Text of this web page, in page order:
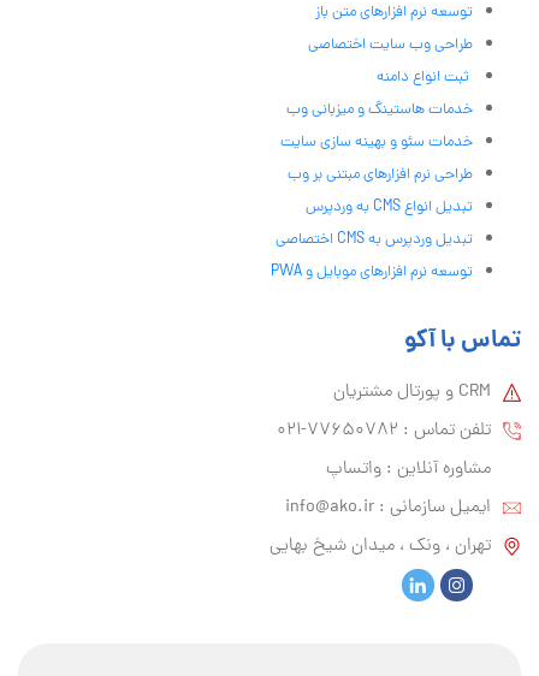
توسعه نرم افزارهای متن باز
طراحی وب سایت اختصاصی
ثبت انواع دامنه
خدمات هاستینگ و میزبانی وب
خدمات سئو و بهینه سازی سایت
طراحی نرم افزارهای مبتنی بر وب
تبدیل انواع CMS به وردپرس
تبدیل وردپرس به CMS اختصاصی
توسعه نرم افزارهای موبایل و PWA
تماس با آکو
CRM و پورتال مشتریان
تلفن تماس :‌ 77650782-021
مشاوره آنلاین : واتساپ
ایمیل سازمانی :‌ info@ako.ir
تهران ، ونک ، میدان شیخ بهایی